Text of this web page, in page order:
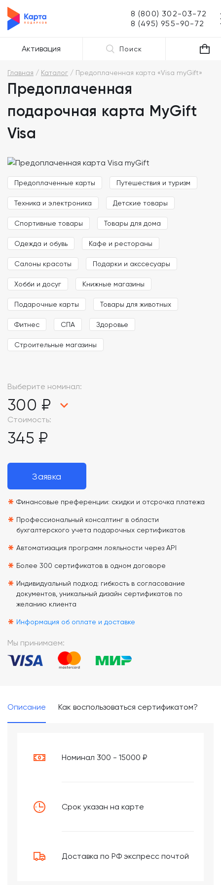
8 (800) 302-03-72
8 (495) 955-90-72
Активация Поиск
Главная Каталог Предоплаченная карта «Visa myGift»
Предоплаченная
подарочная карта MyGift
Visa
Предоплаченные карты Путешествия и туризм
Техника и электроника Детские товары
Спортивные товары Товары для дома
Одежда и обувь Кафе и рестораны
Салоны красоты Подарки и акссесуары
Хобби и досуг Книжные магазины
Подарочные карты Товары для животных
Фитнес СПА Здоровье
Строительные магазины
Выберите номинал:
300 ₽
Стоимость:
345 ₽
Заявка
* Финансовые преференции: скидки и отсрочка платежа
* Профессиональный консалтинг в области
бухгалтерского учета подарочных сертификатов
* Автоматизация программ лояльности через API
* Более 300 сертификатов в одном договоре
* Индивидуальный подход: гибкость в согласование
документов, уникальный дизайн сертификатов по
желанию клиента
* Информация об оплате и доставке
Мы принимаем:
Описание Как воспользоваться сертификатом?
Номинал 300 - 15000 ₽
Срок указан на карте
Доставка по РФ экспресс почтой